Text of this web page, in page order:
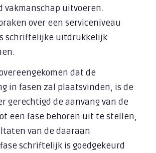
vakmanschap uitvoeren.
over een serviceniveau
schriftelijke uitdrukkelijk
dat de
in fasen zal plaatsvinden, is de
gerechtigd de aanvang van de
een fase behoren uit te stellen,
van de daaraan
schriftelijk is goedgekeurd